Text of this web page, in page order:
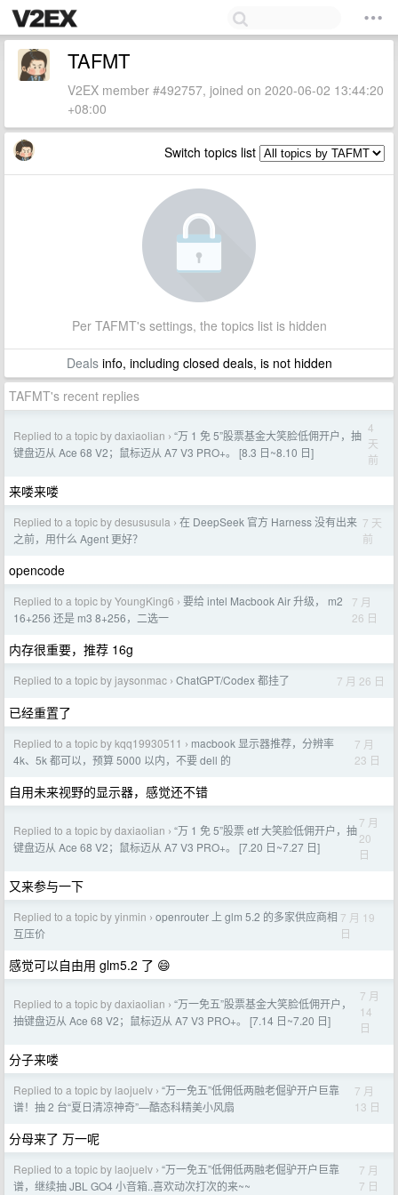
TAFMT
V2EX member #492757, joined on 2020-06-02 13:44:20
+08:00
Switch topics list
Per TAFMT's settings, the topics list is hidden
Dealsinfo, including closed deals, is not hidden
TAFMT's recent replies
Replied to a topic by daxiaolian › “万 1 免 5”股票基金大笑脸低佣开户，抽
键盘迈从 Ace 68 V2；鼠标迈从 A7 V3 PRO+。 [8.3 日~8.10 日]
4
天
前
来喽来喽
Replied to a topic by desususula › 在 DeepSeek 官方 Harness 没有出来
之前，用什么 Agent 更好？
7 天
前
opencode
Replied to a topic by YoungKing6 › 要给 intel Macbook Air 升级， m2
16+256 还是 m3 8+256，二选一
7 月
26 日
内存很重要，推荐 16g
Replied to a topic by jaysonmac › ChatGPT/Codex 都挂了 7 月 26 日
已经重置了
Replied to a topic by kqq19930511 › macbook 显示器推荐，分辨率
4k、5k 都可以，预算 5000 以内，不要 dell 的
7 月
23 日
自用未来视野的显示器，感觉还不错
Replied to a topic by daxiaolian › “万 1 免 5”股票 etf 大笑脸低佣开户，抽
键盘迈从 Ace 68 V2；鼠标迈从 A7 V3 PRO+。 [7.20 日~7.27 日]
7 月
20
日
又来参与一下
Replied to a topic by yinmin › openrouter 上 glm 5.2 的多家供应商相
互压价
7 月 19
日
感觉可以自由用 glm5.2 了 😄
Replied to a topic by daxiaolian › “万一免五”股票基金大笑脸低佣开户，
抽键盘迈从 Ace 68 V2；鼠标迈从 A7 V3 PRO+。 [7.14 日~7.20 日]
7 月
14
日
分子来喽
Replied to a topic by laojuelv › “万一免五”低佣低两融老倔驴开户巨靠
谱！抽 2 台“夏日清凉神奇”—酷态科精美小风扇
7 月
13 日
分母来了 万一呢
Replied to a topic by laojuelv › “万一免五”低佣低两融老倔驴开户巨靠
谱，继续抽 JBL GO4 小音箱..喜欢动次打次的来~~
7 月
7 日